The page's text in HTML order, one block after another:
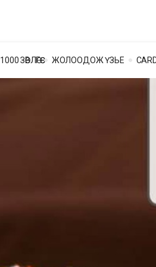
ЗӨВЛӨГӨӨ ЖОЛООДОЖ ҮЗЬЕ